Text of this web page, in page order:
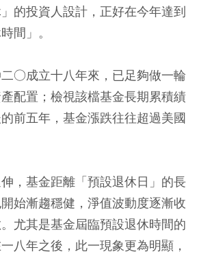
的投資人設計，正好在今年達到
間」。
○成立十八年來，已足夠做一輪
配置；檢視該檔基金長期累積績
前五年，基金漲跌往往超過美國
，基金距離「預設退休日」的長
始漸趨穩健，淨值波動度逐漸收
尤其是基金屆臨預設退休時間的
八年之後，此一現象更為明顯，